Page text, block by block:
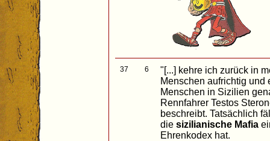
37 6
"[...] kehre ich zurück in
Menschen aufrichtig
Menschen in Sizilien
Rennfahrer Testos
beschreibt. Tatsächlich
die sizilianische Mafia
Ehrenkodex hat.